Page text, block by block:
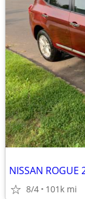
8/4 101k mi